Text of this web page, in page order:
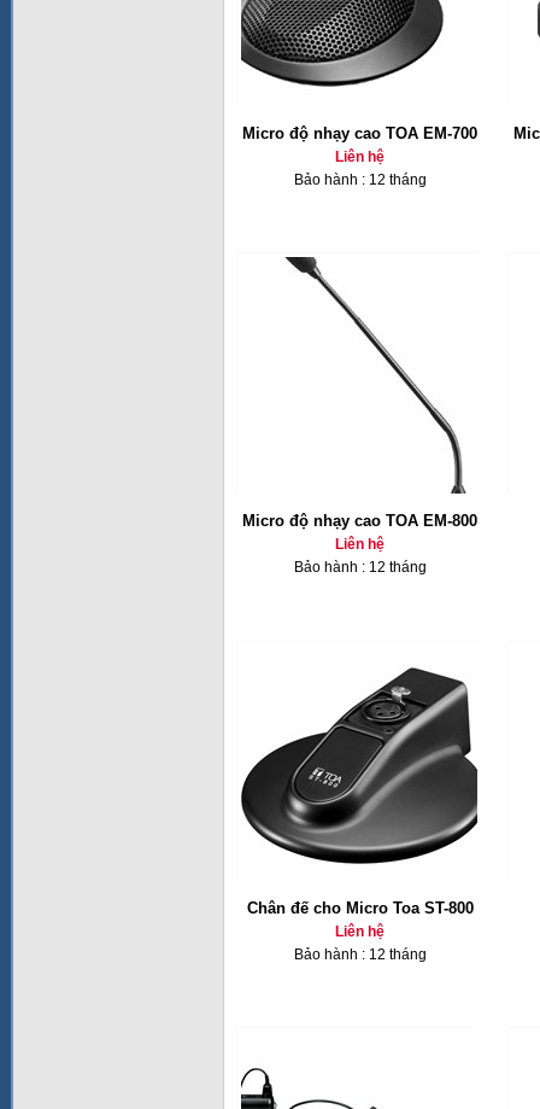
Micro độ nhạy cao TOA EM-700
Liên hệ
Bảo hành : 12 tháng
Micro độ nhạy cao TOA EM-800
Liên hệ
Bảo hành : 12 tháng
Chân đế cho Micro Toa ST-800
Liên hệ
Bảo hành : 12 tháng